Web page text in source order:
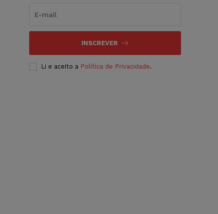
INSCREVER
Li e aceito a Política de Privacidade.